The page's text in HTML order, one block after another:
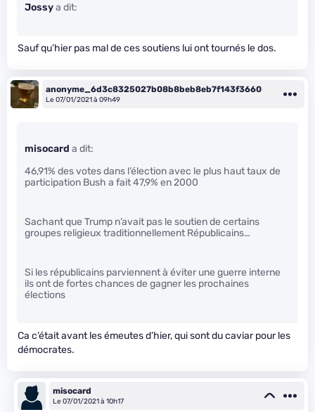
Jossya dit:
Sauf qu’hier pas mal de ces soutiens lui ont tournés le dos.
anonyme_6d3c8325027b08b8beb8eb7f143f3660
Le 07/01/2021 à 09h49
misocard a dit:
46,91% des votes dans l’élection avec le plus haut taux de
participation Bush a fait 47,9% en 2000
Sachant que Trump n’avait pas le soutien de certains
groupes religieux traditionnellement Républicains…
Si les républicains parviennent à éviter une guerre interne
ils ont de fortes chances de gagner les prochaines
élections
Ca c’était avant les émeutes d’hier, qui sont du caviar pour les
démocrates.
misocard
Le 07/01/2021 à 10h17